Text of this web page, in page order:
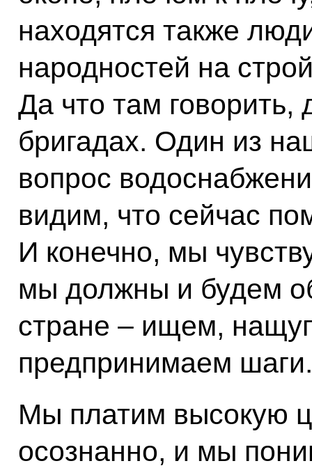
находятся также
народностей на
Да что там
бригадах. Один из
вопрос
видим, что сейчас
И конечно, мы
мы должны и будем
стране – ищем,
предпринимаем шаги.
Мы платим высокую
осознанно, и мы